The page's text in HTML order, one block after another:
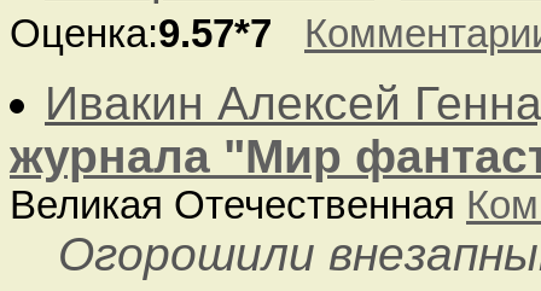
Оценка:9.57*7
Ивакин Алексей
журнала "Мир
Великая Отечественная
Огорошили